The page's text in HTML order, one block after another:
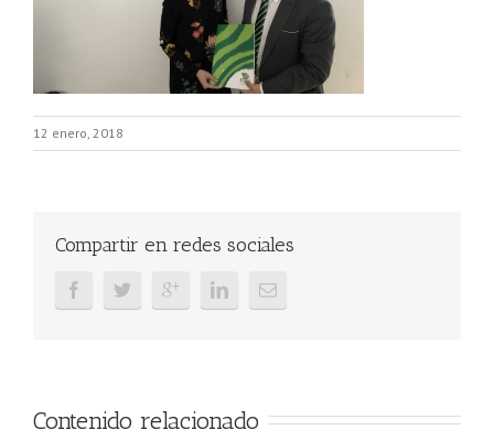
12 enero, 2018
Compartir en redes sociales
Contenido relacionado